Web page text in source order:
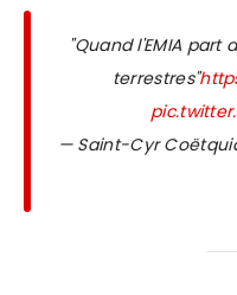
"Quand l'EMIA
terrestres"
— Saint-Cyr